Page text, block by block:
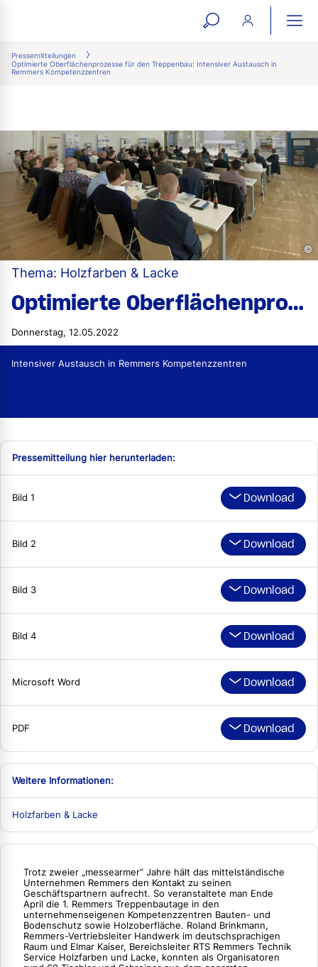
open
Pressemitteilungen
Optimierte Oberflächenprozesse für den Treppenbau: Intensiver Austausch in
Remmers Kompetenzzentren
©
Thema: Holzfarben & Lacke
Optimierte Oberflächenprozesse für den Treppenbau
Donnerstag, 12.05.2022
Intensiver Austausch in Remmers Kompetenzzentren
Pressemitteilung hier herunterladen:
Bild 1 Download
Bild 2 Download
Bild 3 Download
Bild 4 Download
Microsoft Word Download
PDF Download
Weitere Informationen:
Holzfarben & Lacke
Trotz zweier „messearmer“ Jahre hält das mittelständische
Unternehmen Remmers den Kontakt zu seinen
Geschäftspartnern aufrecht. So veranstaltete man Ende
April die 1. Remmers Treppenbautage in den
unternehmenseigenen Kompetenzzentren Bauten- und
Bodenschutz sowie Holzoberfläche. Roland Brinkmann,
Remmers-Vertriebsleiter Handwerk im deutschsprachigen
Raum und Elmar Kaiser, Bereichsleiter RTS Remmers Technik
Service Holzfarben und Lacke, konnten als Organisatoren